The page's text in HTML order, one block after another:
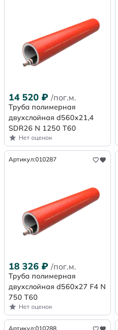
14 520 ₽ /пог.м.
Труба полимерная
двухслойная d560x21,4
SDR26 N 1250 Т60
Нет оценок
Артикул:010287
18 326 ₽ /пог.м.
Труба полимерная
двухслойная d560x27 F4 N
750 Т60
Нет оценок
Артикул:010288